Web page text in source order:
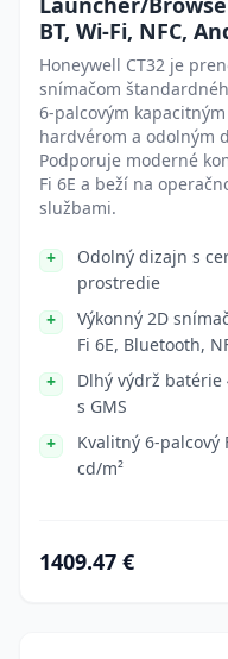
BT, Wi-Fi, NFC,
Honeywell CT32 je
snímačom
6-palcovým
hardvérom a odolným
Podporuje moderné
Fi 6E a beží na
službami.
Odolný dizajn s
prostredie
Výkonný 2D
Fi 6E, Bluetooth,
Dlhý výdrž
s GMS
Kvalitný 6-palcový
cd/m²
1409.47 €